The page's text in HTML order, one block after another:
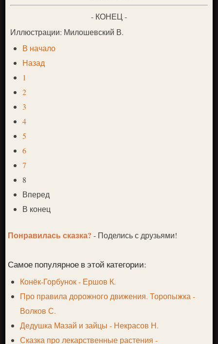
- КОНЕЦ -
Иллюстрации: Милошевский В.
В начало
Назад
1
2
3
4
5
6
7
8
Вперед
В конец
Понравилась сказка?- Поделись с друзьями!
Самое популярное в этой категории:
Конёк-Горбунок - Ершов К.
Про правила дорожного движения. Торопыжка -
Волков С.
Дедушка Мазай и зайцы - Некрасов Н.
Сказка про лекарственные растения -